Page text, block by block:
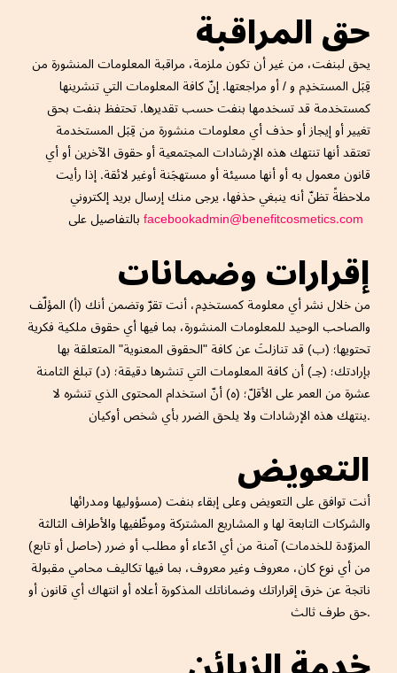
حق المراقبة
يحق لبنفت، من غير أن تكون ملزمة، مراقبة المعلومات المنشورة من
قِبَل المستخدِم و / أو مراجعتها. إنّ كافة المعلومات التي تنشرينها
كمستخدمة قد تسخدمها بنفت حسب تقديرها. تحتفظ بنفت بحق
تغيير أو إيجاز أو حذف أي معلومات منشورة من قِبَل المستخدمة
تعتقد أنها تنتهك هذه الإرشادات المجتمعية أو حقوق الآخرين أو أي
قانون معمول به أو أنها مسيئة أو مستهجَنة أوغير لائقة. إذا رأيت
ملاحظةً تظنّ أنه ينبغي حذفها، يرجى منك إرسال بريد إلكتروني
facebookadmin@benefitcosmetics.com
إقرارات وضمانات
من خلال نشر أي معلومة كمستخدِم، أنت تقرّ وتضمن أنك (أ) المؤلّف
والصاحب الوحيد للمعلومات المنشورة، بما فيها أي حقوق ملكية فكرية
تحتويها؛ (ب) قد تنازلتَ عن كافة "الحقوق المعنوية" المتعلقة بها
بإرادتك؛ (جـ) أن كافة المعلومات التي تنشرها دقيقة؛ (د) تبلغ الثامنة
عشرة من العمر على الأقلّ؛ (ه) أنّ استخدام المحتوى الذي تنشره لا
ينتهك هذه الإرشادات ولا يلحق الضرر بأي شخص أوكيان.
التعويض
أنت توافق على التعويض وعلى إبقاء بنفت (مسؤوليها ومدرائها
والشركات التابعة لها و المشاريع المشتركة وموظّفيها والأطراف الثالثة
المزوّدة للخدمات) آمنة من أي ادّعاء أو مطلب أو ضرر (حاصل أو تابع)
من أي نوع كان، معروف وغير معروف، بما فيها تكاليف محامي مقبولة
ناتجة عن خرق إقراراتك وضماناتك المذكورة أعلاه أو انتهاك أي قانون أو
حق طرف ثالث.